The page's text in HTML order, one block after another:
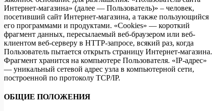
Интернет-магазина» (далее — Пользователь)» – человек,
посетивший сайт Интернет-магазина, а также пользующийся
его программами и продуктами. «Cookies» — короткий
фрагмент данных, пересылаемый веб-браузером или веб-
клиентом веб-серверу в HTTP-запросе, всякий раз, когда
Пользователь пытается открыть страницу Интернет-магазина.
Фрагмент хранится на компьютере Пользователя. «IP-адрес»
— уникальный сетевой адрес узла в компьютерной сети,
построенной по протоколу TCP/IP.
ОБЩИЕ ПОЛОЖЕНИЯ